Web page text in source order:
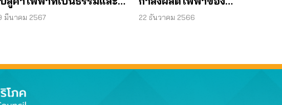
างความยั่งยืน ปลดล็อกการ
มีนาคม 2567
ประเทศไทย พ.ศ. 2561 –
22 ธันวาคม 2566